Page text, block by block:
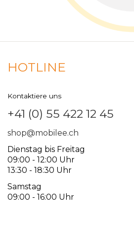
HOTLINE
Kontaktiere uns
+41 (0) 55 422 12 45
shop@mobilee.ch
Dienstag bis Freitag
09:00 - 12:00 Uhr
13:30 - 18:30 Uhr
Samstag
09:00 - 16:00 Uhr